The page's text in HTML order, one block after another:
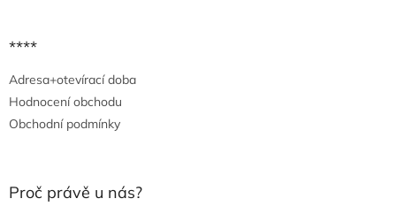
****
Adresa+otevírací doba
Hodnocení obchodu
Obchodní podmínky
Proč právě u nás?